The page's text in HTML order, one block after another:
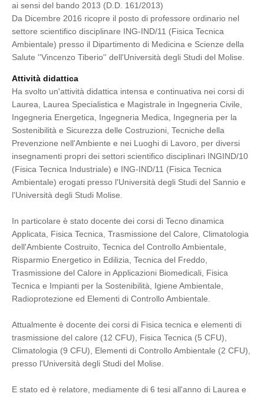
ai sensi del bando 2013 (D.D. 161/2013)
Da Dicembre 2016 ricopre il posto di professore ordinario nel
settore scientifico ­disciplinare ING-IND/11 (Fisica Tecnica
Ambientale) presso il Dipartimento di Medicina e Scienze della
Salute ''Vincenzo Tiberio'' dell'Università degli Studi del Molise.
Attività didattica
Ha svolto un'attività didattica intensa e continuativa nei corsi di
Laurea, Laurea Specialistica e Magistrale in Ingegneria Civile,
Ingegneria Energetica, Ingegneria Medica, Ingegneria per la
Sostenibilità e Sicurezza delle Costruzioni, Tecniche della
Prevenzione nell'Ambiente e nei Luoghi di Lavoro, per diversi
insegnamenti propri dei settori scientifico disciplinari ING­IND/10
(Fisica Tecnica Industriale) e ING-IND/11 (Fisica Tecnica
Ambientale) erogati presso l'Università degli Studi del Sannio e
l'Università degli Studi Molise.
In particolare è stato docente dei corsi di Tecno dinamica
Applicata, Fisica Tecnica, Trasmissione del Calore, Climatologia
dell'Ambiente Costruito, Tecnica del Controllo Ambientale,
Risparmio Energetico in Edilizia, Tecnica del Freddo,
Trasmissione del Calore in Applicazioni Biomedicali, Fisica
Tecnica e Impianti per la Sostenibilità, Igiene Ambientale,
Radioprotezione ed Elementi di Controllo Ambientale.
Attualmente è docente dei corsi di Fisica tecnica e elementi di
trasmissione del calore (12 CFU), Fisica Tecnica (5 CFU),
Climatologia (9 CFU), Elementi di Controllo Ambientale (2 CFU),
presso l'Università degli Studi del Molise.
E stato ed è relatore, mediamente di 6 tesi all'anno di Laurea e